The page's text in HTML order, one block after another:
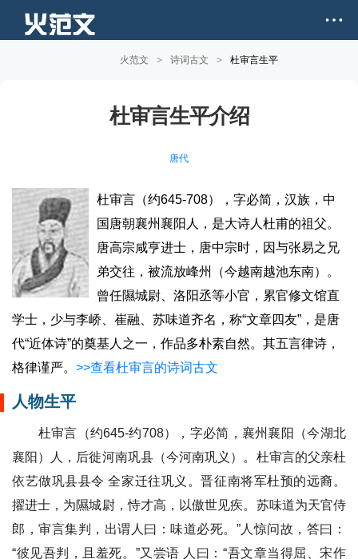
火范文 > 诗词古文 > 杜审言生平
杜审言生平介绍
唐代
杜审言（约645-708），字必简，汉族，中
国唐朝襄州襄阳人，是大诗人杜甫的祖父。
唐高宗咸亨进士，唐中宗时，因与张易之兄
弟交往，被流放峰州（今越南越池东南）。
曾任隰城尉、洛阳丞等小官，累官修文馆直
学士，少与李峤、崔融、苏味道齐名，称“文章四友”，是唐
代“近体诗”的奠基人之一，作品多朴素自然。其五言律诗，
格律谨严。 >>查看杜审言的诗词古文
人物生平
杜审言（约645-约708），字必简，襄州襄阳（今湖北
襄阳）人，后徙河南巩县（今河南巩义）。杜审言的父亲杜
依艺做巩县县令 全家迁往巩义。晋征南将军杜预的远裔。
擢进士，为隰城尉，恃才高，以傲世见疾。苏味道为天官侍
郎，审言集判，出谓人曰：味道必死。”人惊问故，答曰：
“彼见吾判，且羞死。”又尝语 人曰：“吾文章当得屈、宋作